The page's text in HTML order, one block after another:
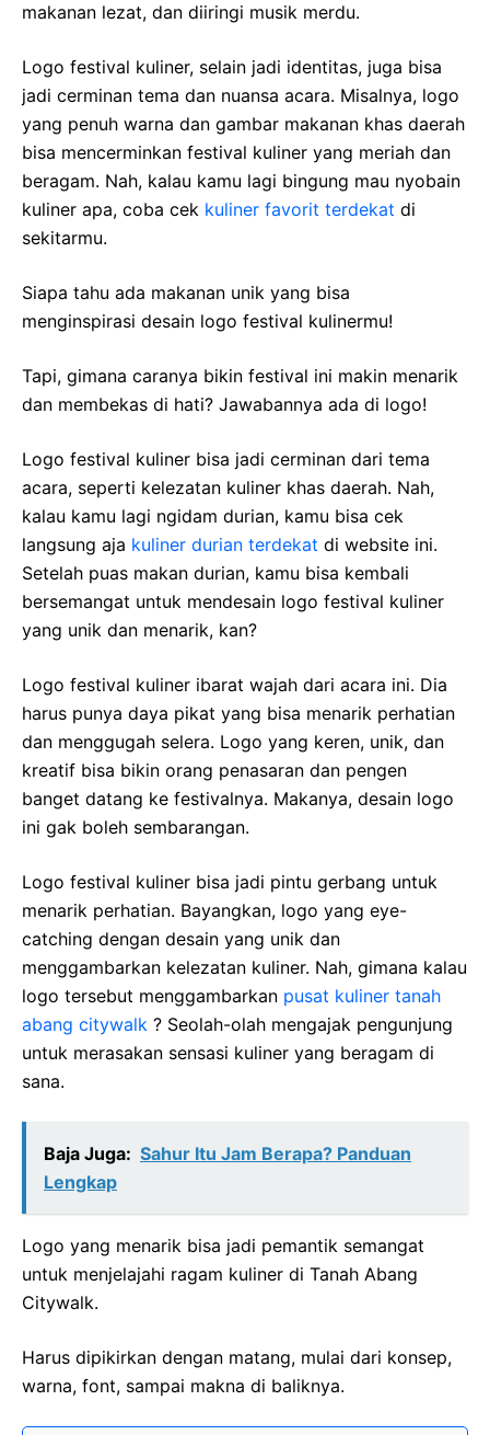
makanan lezat, dan diiringi musik merdu.
Logo festival kuliner, selain jadi identitas, juga bisa
jadi cerminan tema dan nuansa acara. Misalnya, logo
yang penuh warna dan gambar makanan khas daerah
bisa mencerminkan festival kuliner yang meriah dan
beragam. Nah, kalau kamu lagi bingung mau nyobain
kuliner apa, coba cek kuliner favorit terdekat di
sekitarmu.
Siapa tahu ada makanan unik yang bisa
menginspirasi desain logo festival kulinermu!
Tapi, gimana caranya bikin festival ini makin menarik
dan membekas di hati? Jawabannya ada di logo!
Logo festival kuliner bisa jadi cerminan dari tema
acara, seperti kelezatan kuliner khas daerah. Nah,
kalau kamu lagi ngidam durian, kamu bisa cek
langsung aja kuliner durian terdekat di website ini.
Setelah puas makan durian, kamu bisa kembali
bersemangat untuk mendesain logo festival kuliner
yang unik dan menarik, kan?
Logo festival kuliner ibarat wajah dari acara ini. Dia
harus punya daya pikat yang bisa menarik perhatian
dan menggugah selera. Logo yang keren, unik, dan
kreatif bisa bikin orang penasaran dan pengen
banget datang ke festivalnya. Makanya, desain logo
ini gak boleh sembarangan.
Logo festival kuliner bisa jadi pintu gerbang untuk
menarik perhatian. Bayangkan, logo yang eye-
catching dengan desain yang unik dan
menggambarkan kelezatan kuliner. Nah, gimana kalau
logo tersebut menggambarkan pusat kuliner tanah
abang citywalk ? Seolah-olah mengajak pengunjung
untuk merasakan sensasi kuliner yang beragam di
sana.
Baja Juga: Sahur Itu Jam Berapa? Panduan
Lengkap
Logo yang menarik bisa jadi pemantik semangat
untuk menjelajahi ragam kuliner di Tanah Abang
Citywalk.
Harus dipikirkan dengan matang, mulai dari konsep,
warna, font, sampai makna di baliknya.